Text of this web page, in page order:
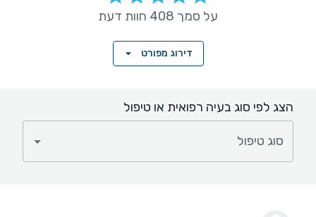
על סמך 408 חוות דעת
דירוג מפורט
הצג לפי סוג בעיה רפואית או טיפול
סוג טיפול